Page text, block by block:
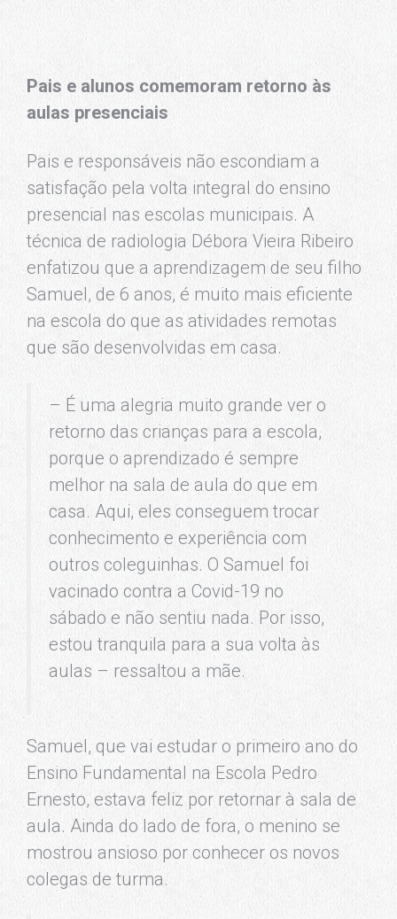
Pais e alunos comemoram retorno às
aulas presenciais
Pais e responsáveis não escondiam a
satisfação pela volta integral do ensino
presencial nas escolas municipais. A
técnica de radiologia Débora Vieira Ribeiro
enfatizou que a aprendizagem de seu filho
Samuel, de 6 anos, é muito mais eficiente
na escola do que as atividades remotas
que são desenvolvidas em casa.
– É uma alegria muito grande ver o
retorno das crianças para a escola,
porque o aprendizado é sempre
melhor na sala de aula do que em
casa. Aqui, eles conseguem trocar
conhecimento e experiência com
outros coleguinhas. O Samuel foi
vacinado contra a Covid-19 no
sábado e não sentiu nada. Por isso,
estou tranquila para a sua volta às
aulas – ressaltou a mãe.
Samuel, que vai estudar o primeiro ano do
Ensino Fundamental na Escola Pedro
Ernesto, estava feliz por retornar à sala de
aula. Ainda do lado de fora, o menino se
mostrou ansioso por conhecer os novos
colegas de turma.